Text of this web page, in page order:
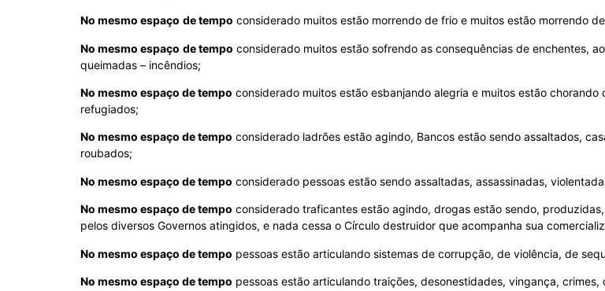
No mesmo espaço de tempo considerado muitos estão morrendo de frio e muitos estão morrendo
No mesmo espaço de tempo considerado muitos estão sofrendo as consequências de enchentes,
queimadas – incêndios;
No mesmo espaço de tempo considerado muitos estão esbanjando alegria e muitos estão
refugiados;
No mesmo espaço de tempo considerado ladrões estão agindo, Bancos estão sendo assaltados,
roubados;
No mesmo espaço de tempo considerado pessoas estão sendo assaltadas, assassinadas,
No mesmo espaço de tempo considerado traficantes estão agindo, drogas estão sendo,
pelos diversos Governos atingidos, e nada cessa o Círculo destruidor que acompanha sua
No mesmo espaço de tempo pessoas estão articulando sistemas de corrupção, de violência, de
No mesmo espaço de tempo pessoas estão articulando traições, desonestidades, vingança,